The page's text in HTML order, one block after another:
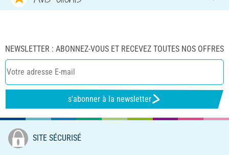
NEWSLETTER : ABONNEZ-VOUS ET RECEVEZ TOUTES NOS OFFRES
s'abonner à la newsletter
SITE SÉCURISÉ